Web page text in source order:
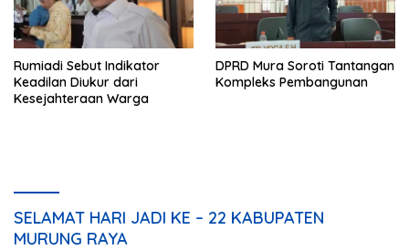
Rumiadi Sebut Indikator
Keadilan Diukur dari
Kesejahteraan Warga
DPRD Mura Soroti Tantangan
Kompleks Pembangunan
SELAMAT HARI JADI KE – 22 KABUPATEN
MURUNG RAYA